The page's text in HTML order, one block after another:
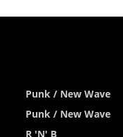
Punk / New Wave
Punk / New Wave
R 'n' B